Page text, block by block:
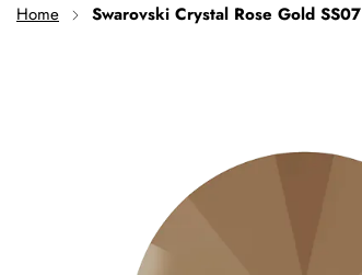
Home Swarovski Crystal Rose Gold SS07